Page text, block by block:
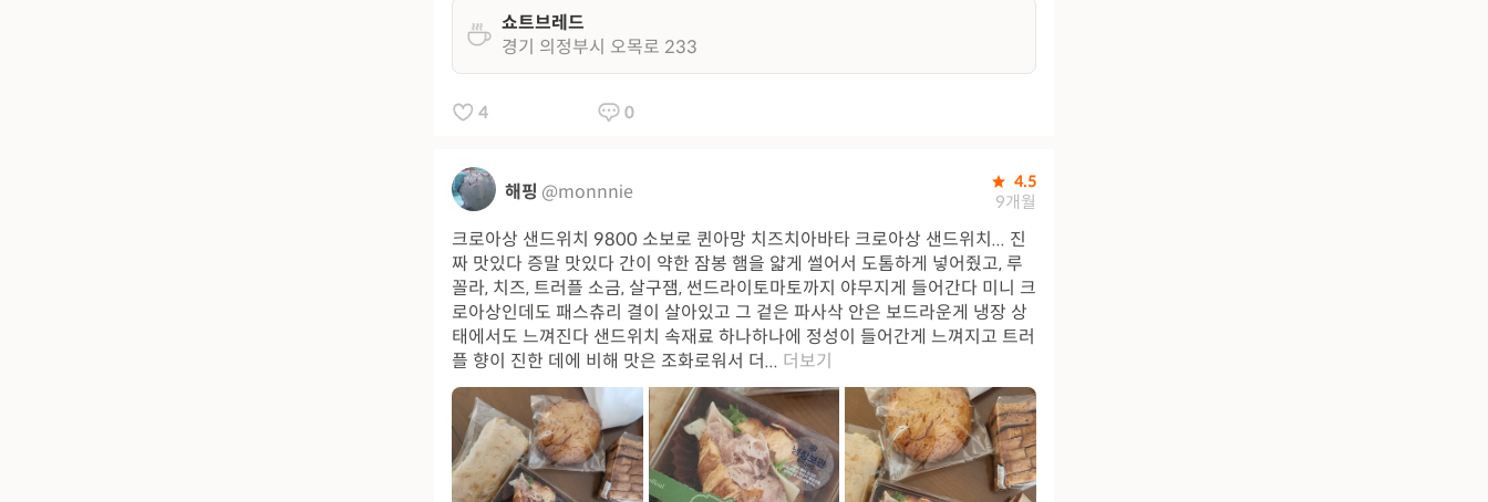
쇼트브레드
경기 의정부시 오목로 233
4 0
해핑 @monnnie 4.5
9개월
크로아상 샌드위치 9800 소보로 퀸아망 치즈치아바타 크로아상 샌드위치... 진
짜 맛있다 증말 맛있다 간이 약한 잠봉 햄을 얇게 썰어서 도톰하게 넣어줬고, 루
꼴라, 치즈, 트러플 소금, 살구잼, 썬드라이토마토까지 야무지게 들어간다 미니 크
로아상인데도 패스츄리 결이 살아있고 그 겉은 파사삭 안은 보드라운게 냉장 상
태에서도 느껴진다 샌드위치 속재료 하나하나에 정성이 들어간게 느껴지고 트러
플 향이 진한 데에 비해 맛은 조화로워서 더... 더보기